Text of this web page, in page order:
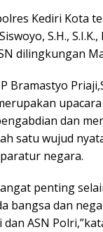
Kediri Kota
S.H.,
dilingkungan
Bramastyo
dan
satu wujud
negara.
penting
bangsa dan
ASN